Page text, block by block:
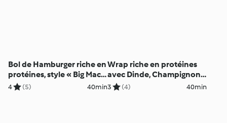
Bol de Hamburger riche en
protéines, style « Big Mac
»
4 (5) 40min
Wrap riche en protéines
avec Dinde, Champignons
et Fromage Cottage
3 (4) 40min